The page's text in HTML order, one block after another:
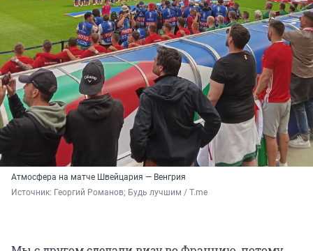
Атмосфера на матче Швейцария — Венгрия
Источник: Георгий Романов; Будь лучшим / T.me